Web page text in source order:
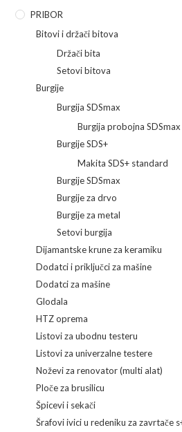
PRIBOR
Bitovi i držači bitova
Držači bita
Setovi bitova
Burgije
Burgija SDSmax
Burgija probojna SDSmax
Burgije SDS+
Makita SDS+ standard
Burgije SDSmax
Burgije za drvo
Burgije za metal
Setovi burgija
Dijamantske krune za keramiku
Dodatci i priključci za mašine
Dodatci za mašine
Glodala
HTZ oprema
Listovi za ubodnu testeru
Listovi za univerzalne testere
Noževi za renovator (multi alat)
Ploče za brusilicu
Špicevi i sekači
Šrafovi ivici u redeniku za zavrtače